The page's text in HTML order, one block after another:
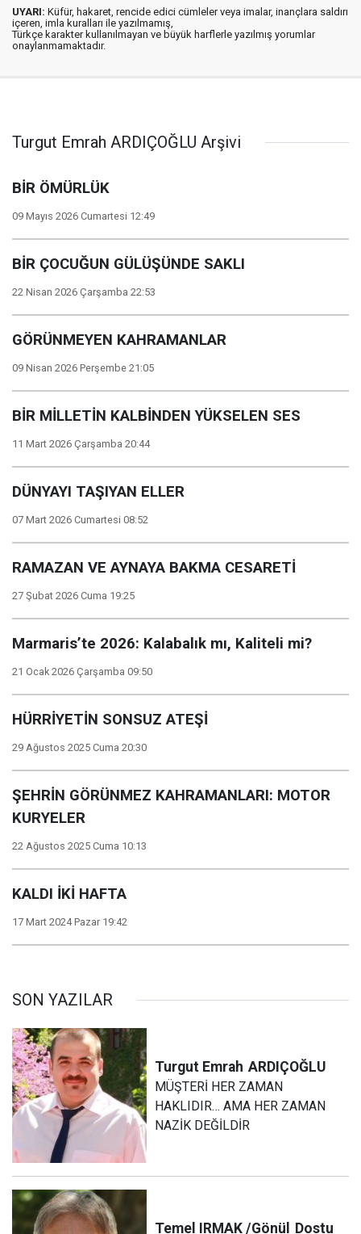
UYARI: Küfür, hakaret, rencide edici cümleler veya imalar, inançlara saldırı
içeren, imla kuralları ile yazılmamış,
Türkçe karakter kullanılmayan ve büyük harflerle yazılmış yorumlar
onaylanmamaktadır.
Turgut Emrah ARDIÇOĞLU Arşivi
BİR ÖMÜRLÜK
09 Mayıs 2026 Cumartesi 12:49
BİR ÇOCUĞUN GÜLÜŞÜNDE SAKLI
22 Nisan 2026 Çarşamba 22:53
GÖRÜNMEYEN KAHRAMANLAR
09 Nisan 2026 Perşembe 21:05
BİR MİLLETİN KALBİNDEN YÜKSELEN SES
11 Mart 2026 Çarşamba 20:44
DÜNYAYI TAŞIYAN ELLER
07 Mart 2026 Cumartesi 08:52
RAMAZAN VE AYNAYA BAKMA CESARETİ
27 Şubat 2026 Cuma 19:25
Marmaris’te 2026: Kalabalık mı, Kaliteli mi?
21 Ocak 2026 Çarşamba 09:50
HÜRRİYETİN SONSUZ ATEŞİ
29 Ağustos 2025 Cuma 20:30
ŞEHRİN GÖRÜNMEZ KAHRAMANLARI: MOTOR
KURYELER
22 Ağustos 2025 Cuma 10:13
KALDI İKİ HAFTA
17 Mart 2024 Pazar 19:42
SON YAZILAR
Turgut Emrah ARDIÇOĞLU
MÜŞTERİ HER ZAMAN
HAKLIDIR… AMA HER ZAMAN
NAZİK DEĞİLDİR
Temel IRMAK /Gönül Dostu